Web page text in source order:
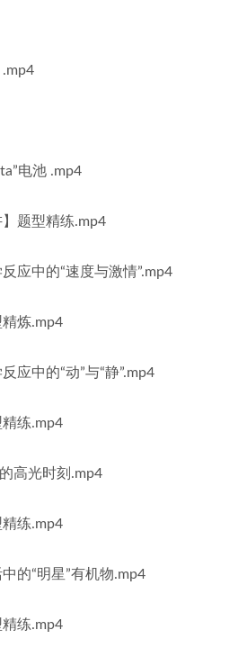
电池 .mp4
题型精练.mp4
应中的“速度与激情”.mp4
炼.mp4
应中的“动”与“静”.mp4
练.mp4
高光时刻.mp4
练.mp4
的“明星”有机物.mp4
练.mp4